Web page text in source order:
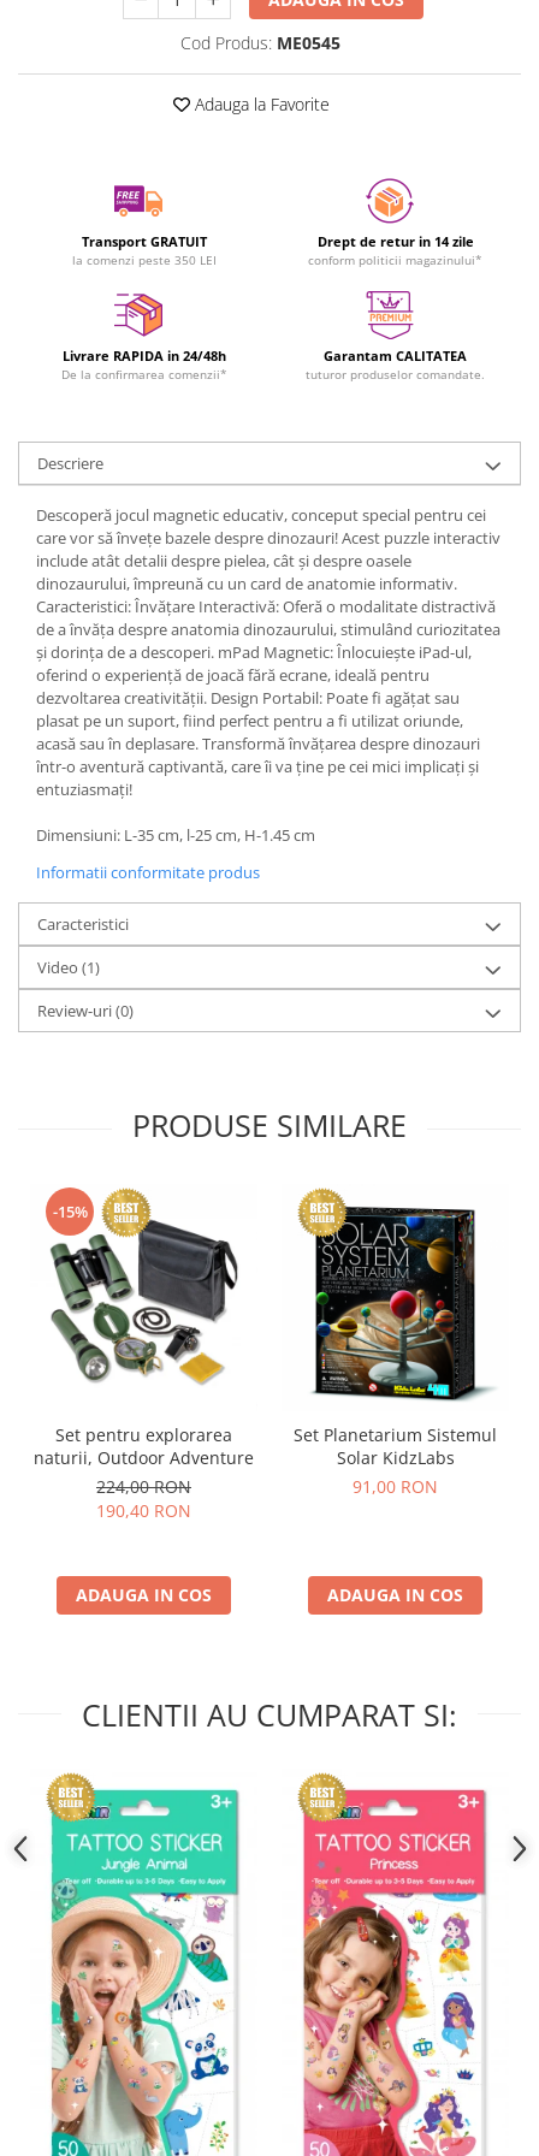
Cod Produs: ME0545
Adauga la Favorite
Transport GRATUIT
la comenzi peste 350 LEI
Drept de retur in 14 zile
conform politicii magazinului*
Livrare RAPIDA in 24/48h
De la confirmarea comenzii*
Garantam CALITATEA
tuturor produselor comandate.
Descriere
Descoperă jocul magnetic educativ, conceput special pentru cei
care vor să învețe bazele despre dinozauri! Acest puzzle interactiv
include atât detalii despre pielea, cât și despre oasele
dinozaurului, împreună cu un card de anatomie informativ.
Caracteristici: Învățare Interactivă: Oferă o modalitate distractivă
de a învăța despre anatomia dinozaurului, stimulând curiozitatea
și dorința de a descoperi. mPad Magnetic: Înlocuiește iPad-ul,
oferind o experiență de joacă fără ecrane, ideală pentru
dezvoltarea creativității. Design Portabil: Poate fi agățat sau
plasat pe un suport, fiind perfect pentru a fi utilizat oriunde,
acasă sau în deplasare. Transformă învățarea despre dinozauri
într-o aventură captivantă, care îi va ține pe cei mici implicați și
entuziasmați!
Dimensiuni: L-35 cm, l-25 cm, H-1.45 cm
Informatii conformitate produs
Caracteristici
Video (1)
Review-uri(0)
PRODUSE SIMILARE
-15%
Set pentru explorarea
naturii, Outdoor Adventure
224,00 RON
190,40 RON
ADAUGA IN COS
Set Planetarium Sistemul
Solar KidzLabs
91,00 RON
ADAUGA IN COS
CLIENTII AU CUMPARAT SI: